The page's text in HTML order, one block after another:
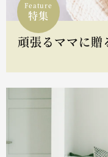
Feature
特集
頑張るママに